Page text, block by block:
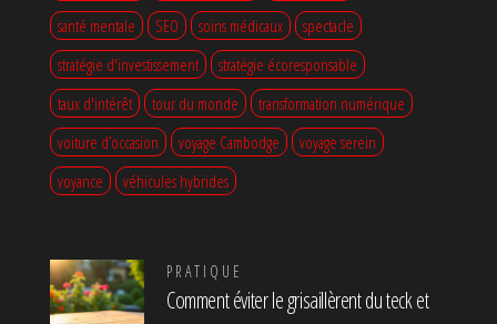
santé mentale
SEO soins médicaux
spectacle
stratégie d'investissement
stratégie écoresponsable
taux d'intérêt
tour du monde
transformation numérique
voiture d’occasion
voyage Cambodge
voyage serein
voyance
véhicules hybrides
PRATIQUE
Comment éviter le grisaillèrent du teck et